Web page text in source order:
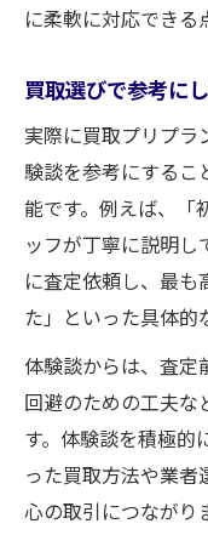
に柔軟に対応できる
買取選びで参考に
実際に買取プリプ
験談を参考にするこ
能です。例えば、「
ッフが丁寧に説明
に査定依頼し、最も
た」といった具体的
体験談からは、査定
回避のための工夫な
す。体験談を積極的
った買取方法や業者
心の取引につながり